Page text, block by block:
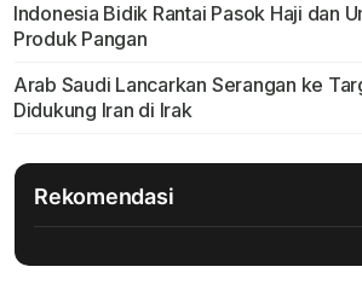
Indonesia Bidik Rantai Pasok Haji dan
Produk Pangan
Arab Saudi Lancarkan Serangan ke
Didukung Iran di Irak
Rekomendasi